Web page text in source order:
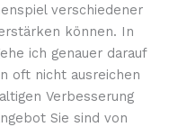
verschiedener
können. In
ich genauer darauf
oft nicht ausreichen
Verbesserung
Sie sind von